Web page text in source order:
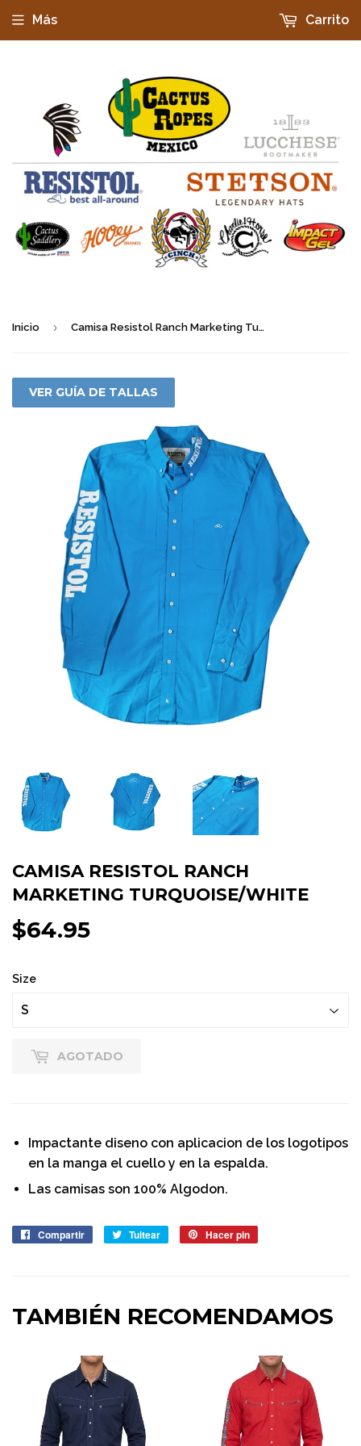
Más Carrito
Inicio › Camisa Resistol Ranch Marketing Turquoise/White
VER GUÍA DE TALLAS
CAMISA RESISTOL RANCH
MARKETING TURQUOISE/WHITE
$64.95
Size
AGOTADO
Impactante diseno con aplicacion de los logotipos
en la manga el cuello y en la espalda.
Las camisas son 100% Algodon.
Compartir
CompartirTuitear
Tuitear Hacer pin
TAMBIÉN RECOMENDAMOS